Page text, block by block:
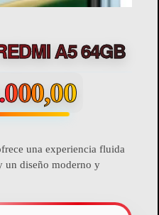
A5 64GB
una experiencia fluida
un diseño moderno y